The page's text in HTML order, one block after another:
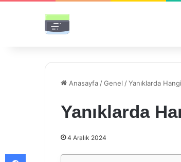
Anasayfa /Genel /Yanıklarda
Yanıklarda
4 Aralık 2024
Facebook